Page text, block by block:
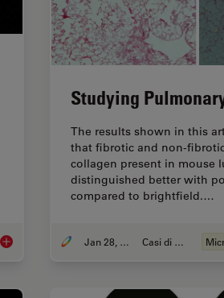
Contrasto di fase
Studying
The results shown in this
that fibrotic and non-
collagen present in mouse
distinguished better with
compared to brightfield.…
Jan 28, 2021 Casi di studio